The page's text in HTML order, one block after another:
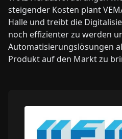
steigender Kosten plant
Halle und treibt die
noch effizienter zu werden
Automatisierungslösungen
Produkt auf den Markt zu